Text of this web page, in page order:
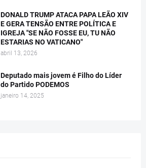
DONALD TRUMP ATACA PAPA LEÃO XIV
E GERA TENSÃO ENTRE POLÍTICA E
IGREJA "SE NÃO FOSSE EU, TU NÃO
ESTARIAS NO VATICANO"
abril 13, 2026
Deputado mais jovem é Filho do Líder
do Partido PODEMOS
janeiro 14, 2025